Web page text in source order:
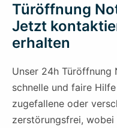
Türöffnung
Jetzt
erhalten
Unser 24h Türöffnung
schnelle und faire
zugefallene oder
zerstörungsfrei,